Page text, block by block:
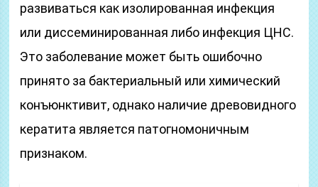
развиваться как изолированная инфекция
или диссеминированная либо инфекция ЦНС.
Это заболевание может быть ошибочно
принято за бактериальный или химический
конъюнктивит, однако наличие древовидного
кератита является патогномоничным
признаком.